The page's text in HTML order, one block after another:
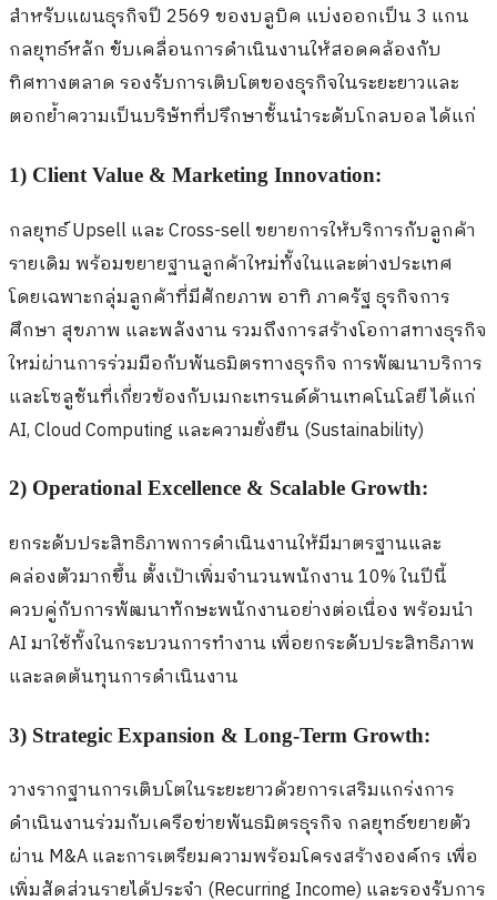
สำหรับแผนธุรกิจปี 2569 ของบลูบิค แบ่งออกเป็น 3 แกน
กลยุทธ์หลัก ขับเคลื่อนการดำเนินงานให้สอดคล้องกับ
ทิศทางตลาด รองรับการเติบโตของธุรกิจในระยะยาวและ
ตอกย้ำความเป็นบริษัทที่ปรึกษาชั้นนำระดับโกลบอล ได้แก่
1) Client Value & Marketing Innovation:
กลยุทธ์ Upsell และ Cross-sell ขยายการให้บริการกับลูกค้า
รายเดิม พร้อมขยายฐานลูกค้าใหม่ทั้งในและต่างประเทศ
โดยเฉพาะกลุ่มลูกค้าที่มีศักยภาพ อาทิ ภาครัฐ ธุรกิจการ
ศึกษา สุขภาพ และพลังงาน รวมถึงการสร้างโอกาสทางธุรกิจ
ใหม่ผ่านการร่วมมือกับพันธมิตรทางธุรกิจ การพัฒนาบริการ
และโซลูชันที่เกี่ยวข้องกับเมกะเทรนด์ด้านเทคโนโลยี ได้แก่
AI, Cloud Computing และความยั่งยืน (Sustainability)
2) Operational Excellence & Scalable Growth:
ยกระดับประสิทธิภาพการดำเนินงานให้มีมาตรฐานและ
คล่องตัวมากขึ้น ตั้งเป้าเพิ่มจำนวนพนักงาน 10% ในปีนี้
ควบคู่กับการพัฒนาทักษะพนักงานอย่างต่อเนื่อง พร้อมนำ
AI มาใช้ทั้งในกระบวนการทำงาน เพื่อยกระดับประสิทธิภาพ
และลดต้นทุนการดำเนินงาน
3) Strategic Expansion & Long-Term Growth:
วางรากฐานการเติบโตในระยะยาวด้วยการเสริมแกร่งการ
ดำเนินงานร่วมกับเครือข่ายพันธมิตรธุรกิจ กลยุทธ์ขยายตัว
ผ่าน M&A และการเตรียมความพร้อมโครงสร้างองค์กร เพื่อ
เพิ่มสัดส่วนรายได้ประจำ (Recurring Income) และรองรับการ